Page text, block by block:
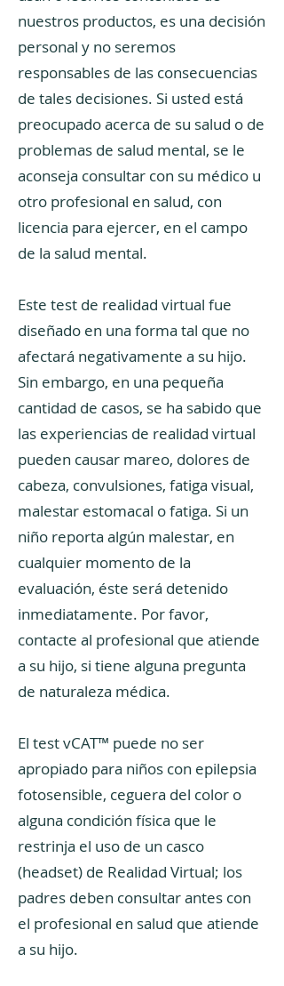
nuestros productos, es una decisión
personal y no seremos
responsables de las consecuencias
de tales decisiones. Si usted está
preocupado acerca de su salud o de
problemas de salud mental, se le
aconseja consultar con su médico u
otro profesional en salud, con
licencia para ejercer, en el campo
de la salud mental.
Este test de realidad virtual fue
diseñado en una forma tal que no
afectará negativamente a su hijo.
Sin embargo, en una pequeña
cantidad de casos, se ha sabido que
las experiencias de realidad virtual
pueden causar mareo, dolores de
cabeza, convulsiones, fatiga visual,
malestar estomacal o fatiga. Si un
niño reporta algún malestar, en
cualquier momento de la
evaluación, éste será detenido
inmediatamente. Por favor,
contacte al profesional que atiende
a su hijo, si tiene alguna pregunta
de naturaleza médica.
El test vCAT™ puede no ser
apropiado para niños con epilepsia
fotosensible, ceguera del color o
alguna condición física que le
restrinja el uso de un casco
(headset) de Realidad Virtual; los
padres deben consultar antes con
el profesional en salud que atiende
a su hijo.